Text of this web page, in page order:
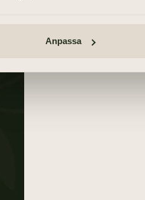
Anpassa
Norra Halland